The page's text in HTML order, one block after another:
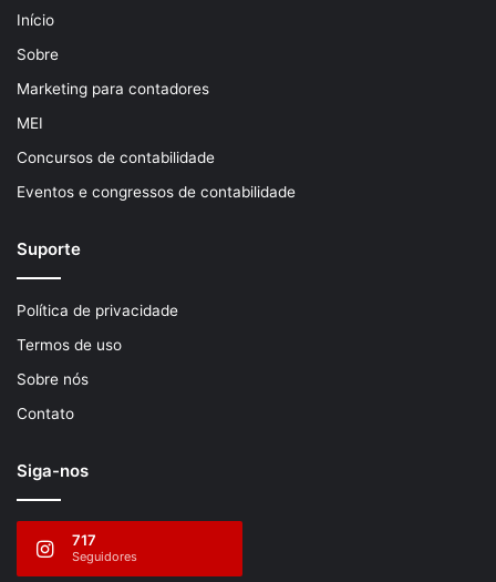
Início
Sobre
Marketing para contadores
MEI
Concursos de contabilidade
Eventos e congressos de contabilidade
Suporte
Política de privacidade
Termos de uso
Sobre nós
Contato
Siga-nos
717
Seguidores